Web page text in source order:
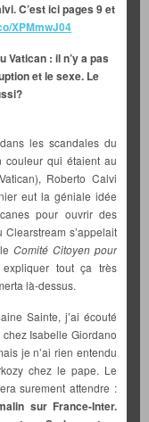
C’est ici pages 9 et
XPMmwJ04
Vatican : il n’y a pas
et le sexe. Le
les scandales du
couleur qui étaient au
Roberto Calvi
eut la géniale idée
pour ouvrir des
s’appelait
Comité Citoyen pour
tout ça très
là-dessus.
Sainte, j’ai écouté
Isabelle Giordano
je n’ai rien entendu
chez le pape. Le
surement attendre :
sur France-Inter.